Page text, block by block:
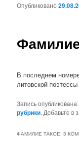
Навигация по
Опубликовано
В последнем
литовской
Запись
рубрики. Добавьте в
ФАМИЛИЕ ТАКОЕ: 3